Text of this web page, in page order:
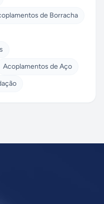
de Borracha
Acoplamentos de Aço